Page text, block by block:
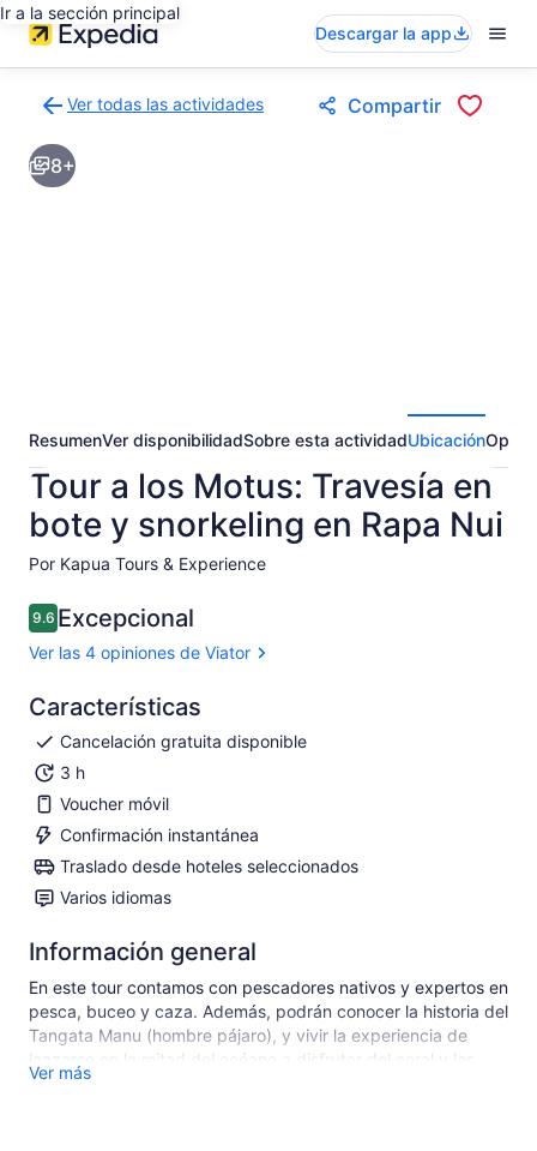
Ir a la sección principal
Descargar la app
Ver todas las actividades
a
la
página
Compartir
8+
ResumenVer disponibilidadSobre esta actividadUbicación
Tour a los Motus: Travesía en
bote y snorkeling en Rapa Nui
Por Kapua Tours & Experience
9.69.6 de 10
Excepcional
Ver las 4 opiniones de Viator
Características
Cancelación gratuita disponible
3 h
Voucher móvil
Confirmación instantánea
Traslado desde hoteles seleccionados
Varios idiomas
Información general
En este tour contamos con pescadores nativos y expertos en
pesca, buceo y caza. Además, podrán conocer la historia del
Tangata Manu (hombre pájaro), y vivir la experiencia de
lanzarse en la mitad del océano a disfrutar del coral y los
peces que rodean el lugar haciendo snorkeling con
Ver más